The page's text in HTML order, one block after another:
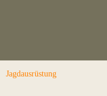
Jagdausrüstung